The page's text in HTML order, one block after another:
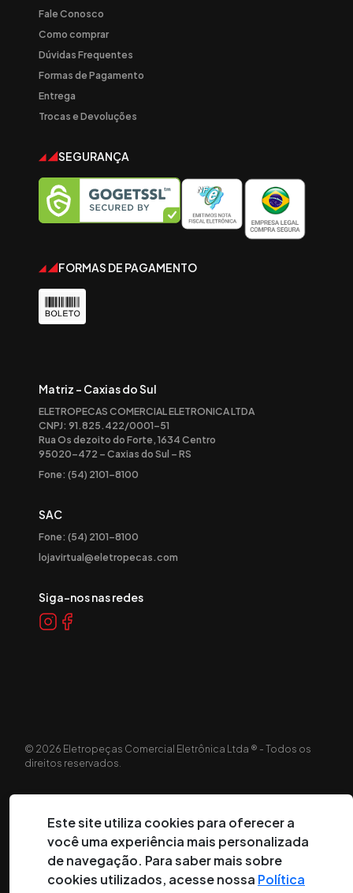
Fale Conosco
Como comprar
Dúvidas Frequentes
Formas de Pagamento
Entrega
Trocas e Devoluções
SEGURANÇA
FORMAS DE PAGAMENTO
Matriz - Caxias do Sul
ELETROPECAS COMERCIAL ELETRONICA LTDA
CNPJ: 91.825.422/0001-51
Rua Os dezoito do Forte, 1634 Centro
95020-472 – Caxias do Sul – RS
Fone: (54) 2101-8100
SAC
Fone: (54) 2101-8100
lojavirtual@eletropecas.com
Siga-nos nas redes
© 2026 Eletropeças Comercial Eletrônica Ltda ® - Todos os
direitos reservados.
Este site utiliza cookies para oferecer a
você uma experiência mais personalizada
de navegação. Para saber mais sobre
cookies utilizados, acesse nossa Política